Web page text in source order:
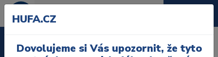
HUFA.CZ
Dovolujeme si Vás upozornit, že tyto